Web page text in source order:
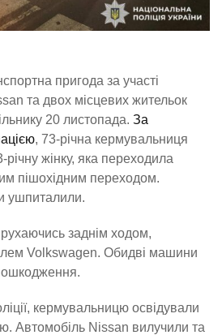
пригода за участі
та двох місцевих жительок
20 листопада. За
, 73-річна кермувальниця
річну жінку, яка переходила
пішохідним переходом.
ушпиталили.
рухаючись заднім ходом,
Volkswagen. Обидві машини
кермувальницю освідували
Автомобіль Nissan вилучили та